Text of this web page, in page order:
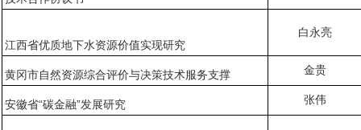
江西省优质地下水资源价值实现研究
白永亮
黄冈市自然资源综合评价与决策技术服务支撑 金贵
安徽省“碳金融”发展研究 张伟